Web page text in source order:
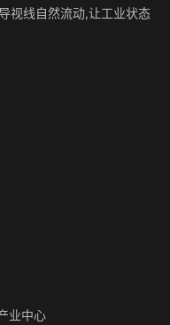
视线自然流动,让工业状态
业中心